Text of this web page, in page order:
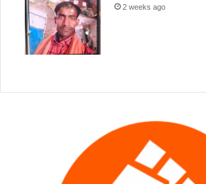
2 weeks ago